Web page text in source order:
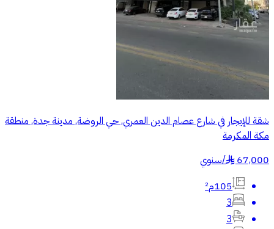
شقة للإيجار في شارع عصام الدين العمري, حي الروضة, مدينة جدة, منطقة
مكة المكرمة
67,000
§
/سنوي
105م²
3
3